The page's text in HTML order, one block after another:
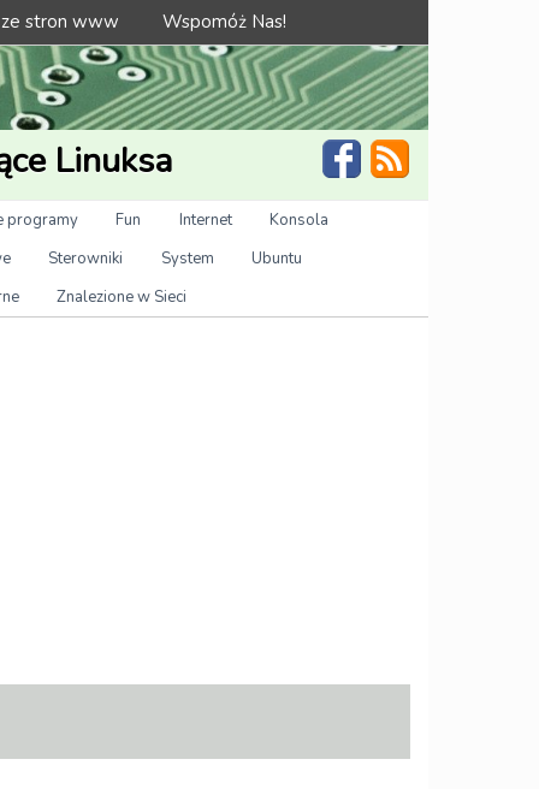
stron www Wspomóż Nas!
Linuksa
programy Fun Internet
Konsola
Sterowniki System
Ubuntu
Znalezione w Sieci